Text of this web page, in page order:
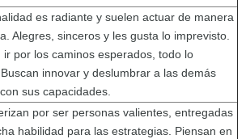
es radiante y suelen actuar de manera
Alegres, sinceros y les gusta lo imprevisto.
ir por los caminos esperados, todo lo
innovar y deslumbrar a las demás
sus capacidades.
por ser personas valientes, entregadas
habilidad para las estrategias. Piensan en